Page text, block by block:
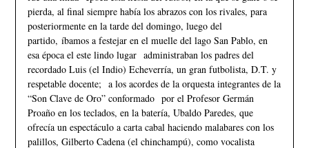
pierda, al final siempre había los abrazos con los rivales, para
posteriormente en la tarde del domingo, luego del
partido, íbamos a festejar en el muelle del lago San Pablo, en
esa época el este lindo lugar administraban los padres del
recordado Luis (el Indio) Echeverría, un gran futbolista, D.T. y
respetable docente; a los acordes de la orquesta integrantes de la
“Son Clave de Oro” conformado por el Profesor Germán
Proaño en los teclados, en la batería, Ubaldo Paredes, que
ofrecía un espectáculo a carta cabal haciendo malabares con los
palillos, Gilberto Cadena (el chinchampú), como vocalista